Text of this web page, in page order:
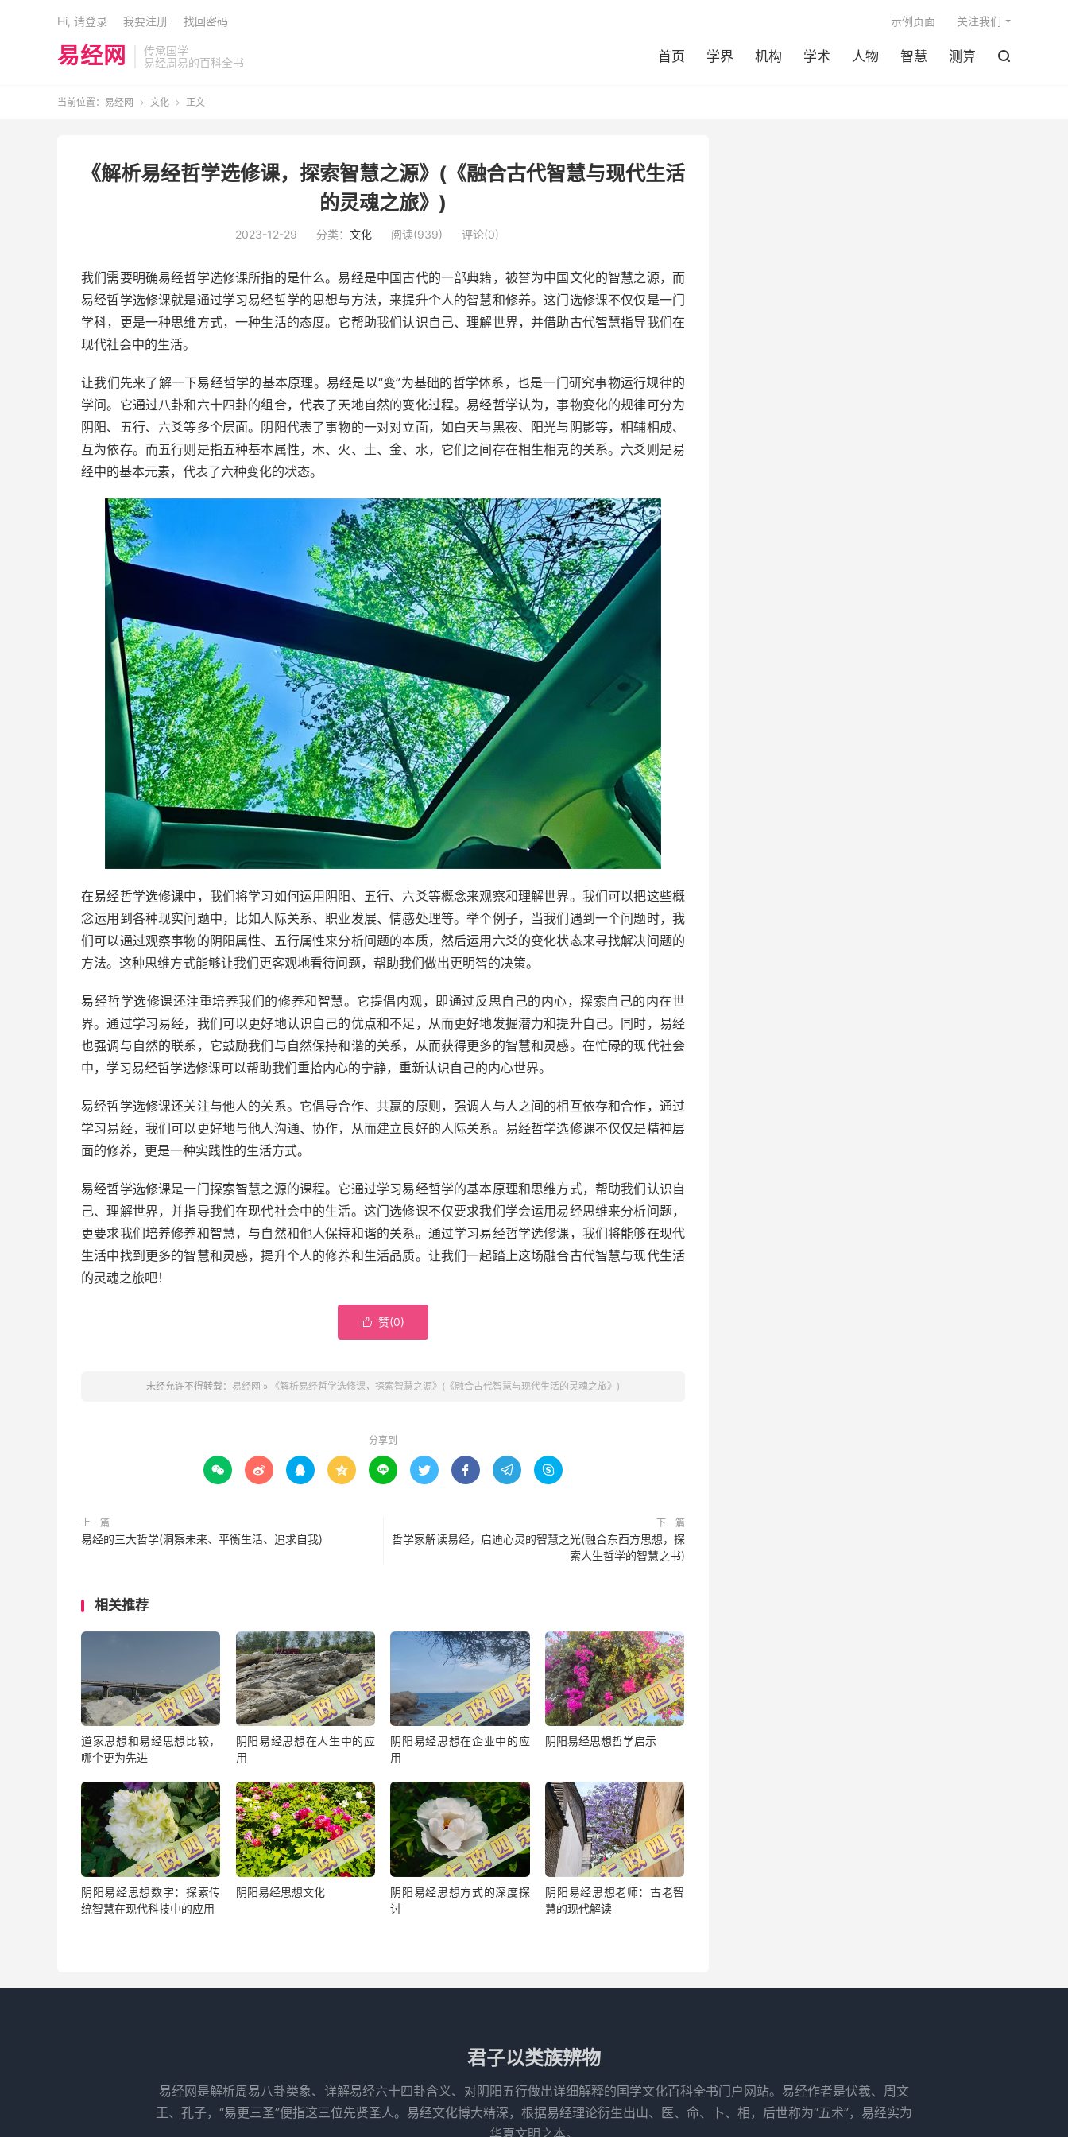
易经网
传承国学
易经周易的百科全书
首页 学界 机构 学术 人物 智慧 测算 
示例页面 关注我们
Hi, 请登录 我要注册 找回密码
当前位置： 易经网  文化  正文
《解析易经哲学选修课，探索智慧之源》(《融合古代智慧与现代生活
的灵魂之旅》)
2023-12-29 分类： 文化 阅读(939) 评论(0)
我们需要明确易经哲学选修课所指的是什么。易经是中国古代的一部典籍，被誉为中国文化的智慧之源，而
易经哲学选修课就是通过学习易经哲学的思想与方法，来提升个人的智慧和修养。这门选修课不仅仅是一门
学科，更是一种思维方式，一种生活的态度。它帮助我们认识自己、理解世界，并借助古代智慧指导我们在
现代社会中的生活。
让我们先来了解一下易经哲学的基本原理。易经是以“变”为基础的哲学体系，也是一门研究事物运行规律的
学问。它通过八卦和六十四卦的组合，代表了天地自然的变化过程。易经哲学认为，事物变化的规律可分为
阴阳、五行、六爻等多个层面。阴阳代表了事物的一对对立面，如白天与黑夜、阳光与阴影等，相辅相成、
互为依存。而五行则是指五种基本属性，木、火、土、金、水，它们之间存在相生相克的关系。六爻则是易
经中的基本元素，代表了六种变化的状态。
在易经哲学选修课中，我们将学习如何运用阴阳、五行、六爻等概念来观察和理解世界。我们可以把这些概
念运用到各种现实问题中，比如人际关系、职业发展、情感处理等。举个例子，当我们遇到一个问题时，我
们可以通过观察事物的阴阳属性、五行属性来分析问题的本质，然后运用六爻的变化状态来寻找解决问题的
方法。这种思维方式能够让我们更客观地看待问题，帮助我们做出更明智的决策。
易经哲学选修课还注重培养我们的修养和智慧。它提倡内观，即通过反思自己的内心，探索自己的内在世
界。通过学习易经，我们可以更好地认识自己的优点和不足，从而更好地发掘潜力和提升自己。同时，易经
也强调与自然的联系，它鼓励我们与自然保持和谐的关系，从而获得更多的智慧和灵感。在忙碌的现代社会
中，学习易经哲学选修课可以帮助我们重拾内心的宁静，重新认识自己的内心世界。
易经哲学选修课还关注与他人的关系。它倡导合作、共赢的原则，强调人与人之间的相互依存和合作，通过
学习易经，我们可以更好地与他人沟通、协作，从而建立良好的人际关系。易经哲学选修课不仅仅是精神层
面的修养，更是一种实践性的生活方式。
易经哲学选修课是一门探索智慧之源的课程。它通过学习易经哲学的基本原理和思维方式，帮助我们认识自
己、理解世界，并指导我们在现代社会中的生活。这门选修课不仅要求我们学会运用易经思维来分析问题，
更要求我们培养修养和智慧，与自然和他人保持和谐的关系。通过学习易经哲学选修课，我们将能够在现代
生活中找到更多的智慧和灵感，提升个人的修养和生活品质。让我们一起踏上这场融合古代智慧与现代生活
的灵魂之旅吧！
 赞(0)
未经允许不得转载： 易经网 » 《解析易经哲学选修课，探索智慧之源》(《融合古代智慧与现代生活的灵魂之旅》)
分享到
        
上一篇
易经的三大哲学(洞察未来、平衡生活、追求自我)
下一篇
哲学家解读易经，启迪心灵的智慧之光(融合东西方思想，探
索人生哲学的智慧之书)
相关推荐
道家思想和易经思想比较，
哪个更为先进
阴阳易经思想在人生中的应
用
阴阳易经思想在企业中的应
用
阴阳易经思想哲学启示
阴阳易经思想数字：探索传
统智慧在现代科技中的应用
阴阳易经思想文化
阴阳易经思想方式的深度探
讨
阴阳易经思想老师：古老智
慧的现代解读
君子以类族辨物
易经网是解析周易八卦类象、详解易经六十四卦含义、对阴阳五行做出详细解释的国学文化百科全书门户网站。易经作者是伏羲、周文
王、孔子，“易更三圣”便指这三位先贤圣人。易经文化博大精深，根据易经理论衍生出山、医、命、卜、相，后世称为“五术”，易经实为
华夏文明之本。